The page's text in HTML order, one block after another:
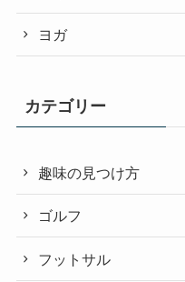
ヨガ
カテゴリー
趣味の見つけ方
ゴルフ
フットサル